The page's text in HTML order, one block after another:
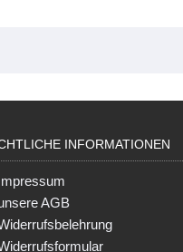
INFORMATIONEN
AGB